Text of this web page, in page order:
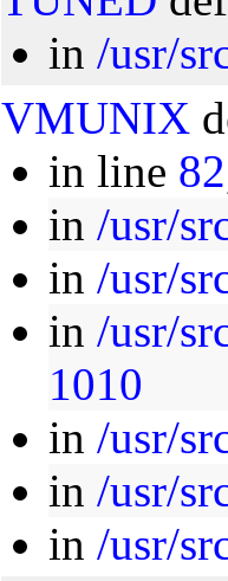
in /usr/
VMUNIX
in line 82
in /usr/
in /usr/
in /usr/
1010
in /usr/
in /usr/
in /usr/